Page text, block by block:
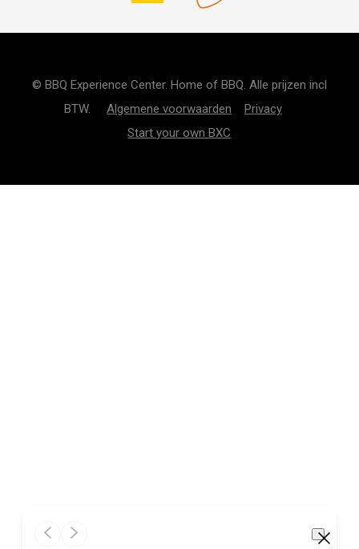
© BBQ Experience Center. Home of BBQ. Alle prijzen incl
BTW. Algemene voorwaarden
Privacy
Start your own BXC